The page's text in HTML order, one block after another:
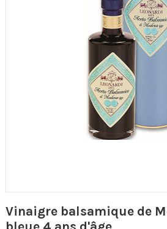
Vinaigre balsamique de